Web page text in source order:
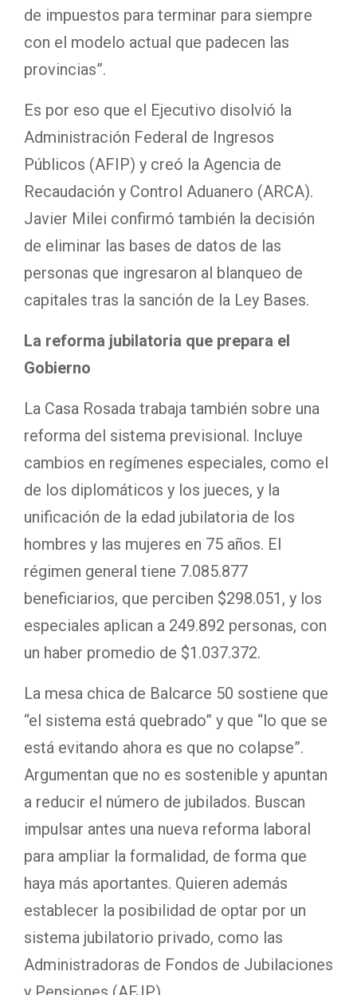
de impuestos para terminar para siempre
con el modelo actual que padecen las
provincias”.
Es por eso que el Ejecutivo disolvió la
Administración Federal de Ingresos
Públicos (AFIP) y creó la Agencia de
Recaudación y Control Aduanero (ARCA).
Javier Milei confirmó también la decisión
de eliminar las bases de datos de las
personas que ingresaron al blanqueo de
capitales tras la sanción de la Ley Bases.
La reforma jubilatoria que prepara el
Gobierno
La Casa Rosada trabaja también sobre una
reforma del sistema previsional. Incluye
cambios en regímenes especiales, como el
de los diplomáticos y los jueces, y la
unificación de la edad jubilatoria de los
hombres y las mujeres en 75 años. El
régimen general tiene 7.085.877
beneficiarios, que perciben $298.051, y los
especiales aplican a 249.892 personas, con
un haber promedio de $1.037.372.
La mesa chica de Balcarce 50 sostiene que
“el sistema está quebrado” y que “lo que se
está evitando ahora es que no colapse”.
Argumentan que no es sostenible y apuntan
a reducir el número de jubilados. Buscan
impulsar antes una nueva reforma laboral
para ampliar la formalidad, de forma que
haya más aportantes. Quieren además
establecer la posibilidad de optar por un
sistema jubilatorio privado, como las
Administradoras de Fondos de Jubilaciones